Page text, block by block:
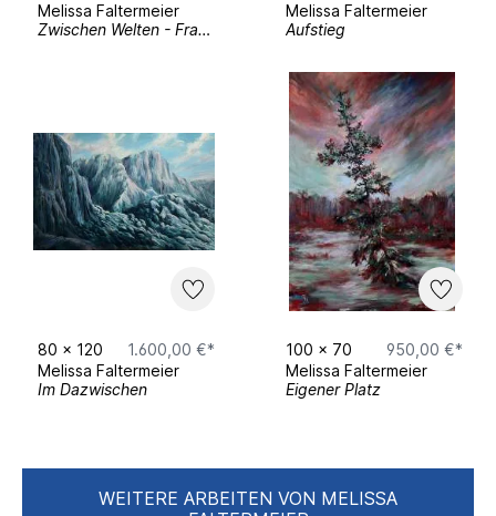
Melissa Faltermeier
Zwischen Welten - Fragile Ordnung
Melissa Faltermeier
Aufstieg
80 x 120
1.600,00 €*
Melissa Faltermeier
Im Dazwischen
100 x 70
950,00 €*
Melissa Faltermeier
Eigener Platz
WEITERE ARBEITEN VON MELISSA